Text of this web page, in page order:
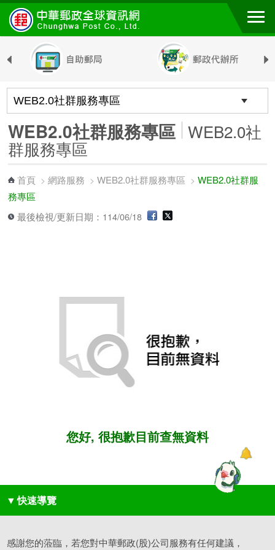
跳到主要內容區塊
WEB2.0社群服務專區 WEB2.0社
群服務專區
首頁 >網路服務 >WEB2.0社群服務專區 >WEB2.0社群服
務專區
最後檢視/更新日期：114/06/18
您好, 很抱歉目前查無資料
▼ 快速導覽
感謝您的蒞臨，若您對中華郵政(股)公司服務有任何建議，